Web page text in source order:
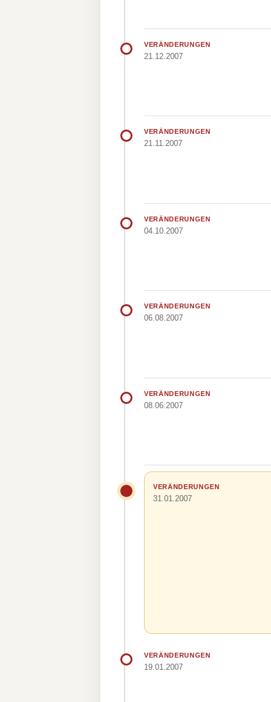
VERÄNDERUNGEN
21.12.2007
VERÄNDERUNGEN
21.11.2007
VERÄNDERUNGEN
04.10.2007
VERÄNDERUNGEN
06.08.2007
VERÄNDERUNGEN
08.06.2007
VERÄNDERUNGEN
31.01.2007
VERÄNDERUNGEN
19.01.2007